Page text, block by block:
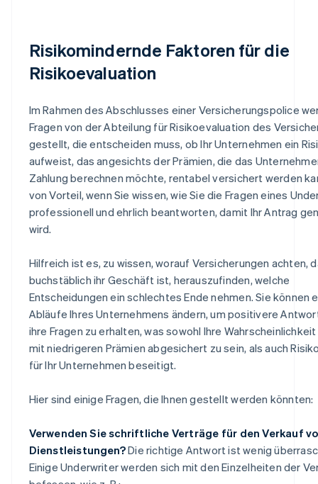
Risikomindernde Faktoren für die
Risikoevaluation
Im Rahmen des Abschlusses einer Versicherungspolice
Fragen von der Abteilung für Risikoevaluation des
gestellt, die entscheiden muss, ob Ihr Unternehmen ein
aufweist, das angesichts der Prämien, die das
Zahlung berechnen möchte, rentabel versichert werden
von Vorteil, wenn Sie wissen, wie Sie die Fragen eines
professionell und ehrlich beantworten, damit Ihr Antrag
wird.
Hilfreich ist es, zu wissen, worauf Versicherungen achten,
buchstäblich ihr Geschäft ist, herauszufinden, welche
Entscheidungen ein schlechtes Ende nehmen. Sie können
Abläufe Ihres Unternehmens ändern, um positivere
ihre Fragen zu erhalten, was sowohl Ihre
mit niedrigeren Prämien abgesichert zu sein, als auch
für Ihr Unternehmen beseitigt.
Hier sind einige Fragen, die Ihnen gestellt werden könnten:
Verwenden Sie schriftliche Verträge für den Verkauf
Dienstleistungen?Die richtige Antwort ist wenig
Einige Underwriter werden sich mit den Einzelheiten der